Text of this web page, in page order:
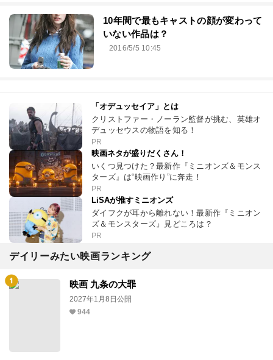
10年間で最もキャストの顔が変わって
いない作品は？
2016/5/5 10:45
「オデュッセイア」とは
クリストファー・ノーラン監督が挑む、英雄オ
デュッセウスの物語を知る！
PR
映画ネタが盛りだくさん！
いくつ見つけた？最新作『ミニオンズ＆モンス
ターズ』は“映画作り”に奔走！
PR
LiSAが推すミニオンズ
ダイフクが耳から離れない！最新作『ミニオン
ズ＆モンスターズ』見どころは？
PR
デイリーみたい映画ランキング
映画 九条の大罪
2027年1月8日公開
944